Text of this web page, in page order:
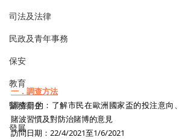
司法及法律
民政及青年事務
保安
教育
醫務衛生
發展
一．調查方法
調查目的：了解市民在歐洲國家盃的投注意向、
賭波習慣及對防治賭博的意見
訪問日期：22/4/2021至1/6/2021